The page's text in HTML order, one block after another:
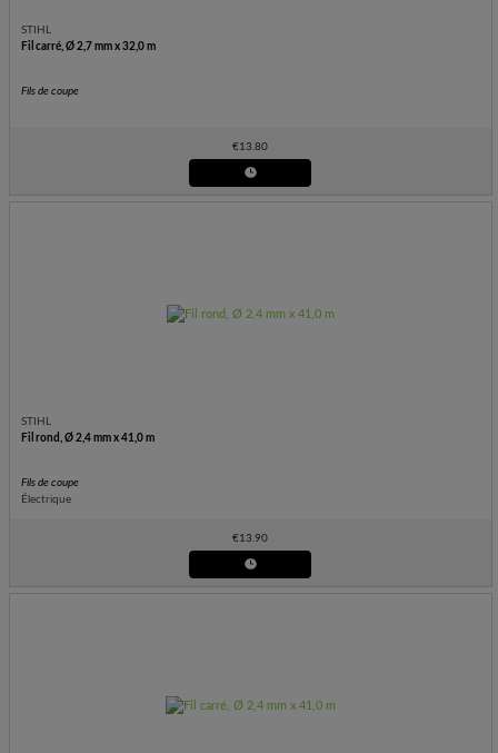
STIHL
Fil carré, Ø 2,7 mm x 32,0 m
Fils de coupe
€13.80
STIHL
Fil rond, Ø 2,4 mm x 41,0 m
Fils de coupe
Électrique
€13.90